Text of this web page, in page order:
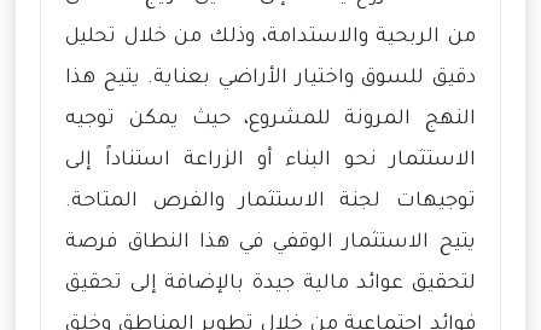
من الربحية والاستدامة، وذلك من خلال تحليل
دقيق للسوق واختيار الأراضي بعناية. يتيح هذا
النهج المرونة للمشروع، حيث يمكن توجيه
الاستثمار نحو البناء أو الزراعة استناداً إلى
توجيهات لجنة الاستثمار والفرص المتاحة.
يتيح الاستثمار الوقفي في هذا النطاق فرصة
لتحقيق عوائد مالية جيدة بالإضافة إلى تحقيق
فوائد اجتماعية من خلال تطوير المناطق وخلق